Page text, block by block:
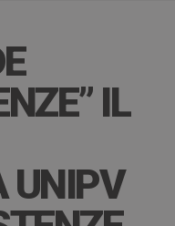
IL
UNIPV